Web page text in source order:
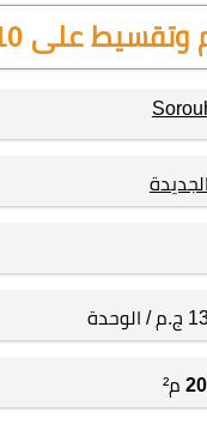
/ الوحدة
م²